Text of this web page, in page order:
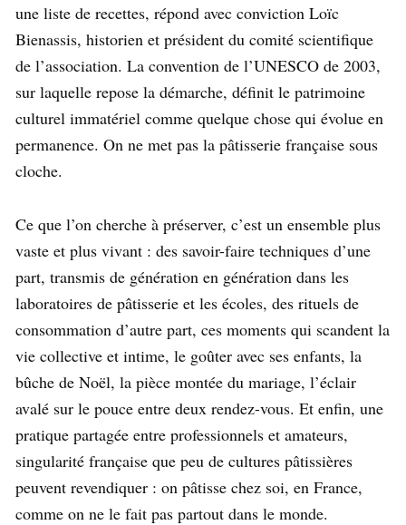
une liste de recettes, répond avec conviction Loïc
Bienassis, historien et président du comité scientifique
de l’association. La convention de l’UNESCO de 2003,
sur laquelle repose la démarche, définit le patrimoine
culturel immatériel comme quelque chose qui évolue en
permanence. On ne met pas la pâtisserie française sous
cloche.
Ce que l’on cherche à préserver, c’est un ensemble plus
vaste et plus vivant : des savoir-faire techniques d’une
part, transmis de génération en génération dans les
laboratoires de pâtisserie et les écoles, des rituels de
consommation d’autre part, ces moments qui scandent la
vie collective et intime, le goûter avec ses enfants, la
bûche de Noël, la pièce montée du mariage, l’éclair
avalé sur le pouce entre deux rendez-vous. Et enfin, une
pratique partagée entre professionnels et amateurs,
singularité française que peu de cultures pâtissières
peuvent revendiquer : on pâtisse chez soi, en France,
comme on ne le fait pas partout dans le monde.